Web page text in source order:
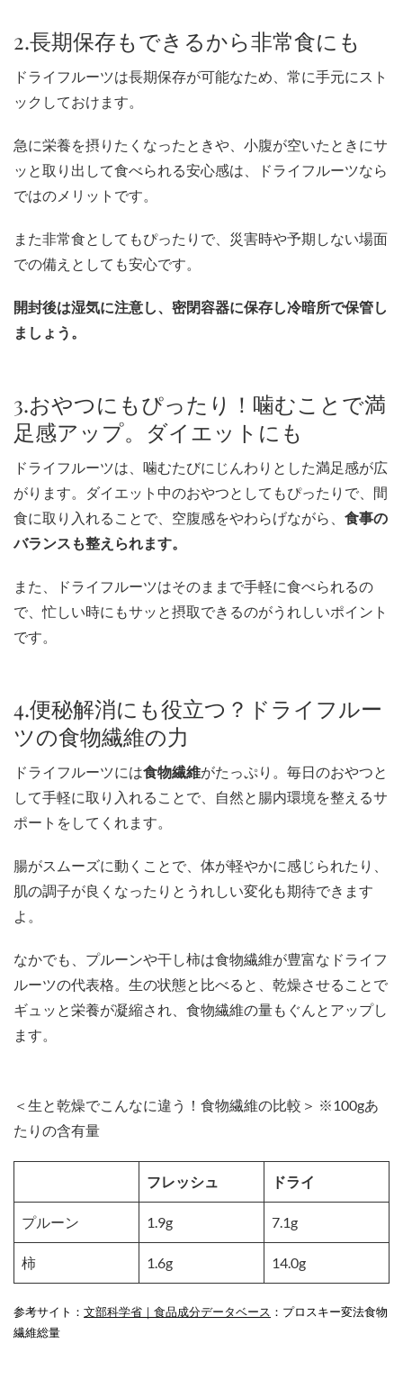
2.長期保存もできるから非常食にも
ドライフルーツは長期保存が可能なため、常に手元にスト
ックしておけます。
急に栄養を摂りたくなったときや、小腹が空いたときにサ
ッと取り出して食べられる安心感は、ドライフルーツなら
ではのメリットです。
また非常食としてもぴったりで、災害時や予期しない場面
での備えとしても安心です。
開封後は湿気に注意し、密閉容器に保存し冷暗所で保管し
ましょう。
3.おやつにもぴったり！噛むことで満
足感アップ。ダイエットにも
ドライフルーツは、噛むたびにじんわりとした満足感が広
がります。ダイエット中のおやつとしてもぴったりで、間
食に取り入れることで、空腹感をやわらげながら、 食事の
バランスも整えられます。
また、ドライフルーツはそのままで手軽に食べられるの
で、忙しい時にもサッと摂取できるのがうれしいポイント
です。
4.便秘解消にも役立つ？ドライフルー
ツの食物繊維の力
ドライフルーツには食物繊維がたっぷり。毎日のおやつと
して手軽に取り入れることで、自然と腸内環境を整えるサ
ポートをしてくれます。
腸がスムーズに動くことで、体が軽やかに感じられたり、
肌の調子が良くなったりとうれしい変化も期待できます
よ。
なかでも、プルーンや干し柿は食物繊維が豊富なドライフ
ルーツの代表格。生の状態と比べると、乾燥させることで
ギュッと栄養が凝縮され、食物繊維の量もぐんとアップし
ます。
＜生と乾燥でこんなに違う！食物繊維の比較＞ ※100gあ
たりの含有量
フレッシュ ドライ
プルーン 1.9g 7.1g
柿 1.6g 14.0g
参考サイト： 文部科学省｜食品成分データベース ：プロスキー変法食物
繊維総量